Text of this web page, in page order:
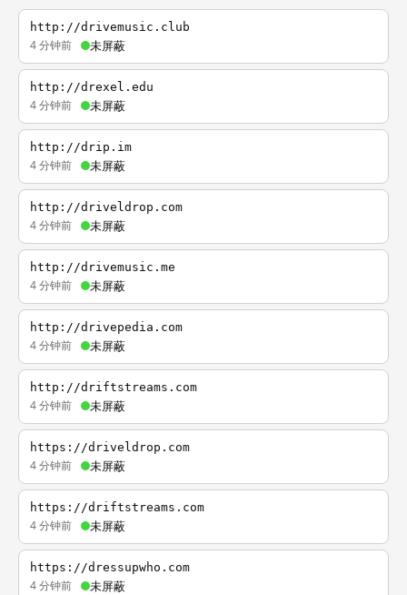
http://drivemusic.club
4 分钟前 未屏蔽
http://drexel.edu
4 分钟前 未屏蔽
http://drip.im
4 分钟前 未屏蔽
http://driveldrop.com
4 分钟前 未屏蔽
http://drivemusic.me
4 分钟前 未屏蔽
http://drivepedia.com
4 分钟前 未屏蔽
http://driftstreams.com
4 分钟前 未屏蔽
https://driveldrop.com
4 分钟前 未屏蔽
https://driftstreams.com
4 分钟前 未屏蔽
https://dressupwho.com
4 分钟前 未屏蔽